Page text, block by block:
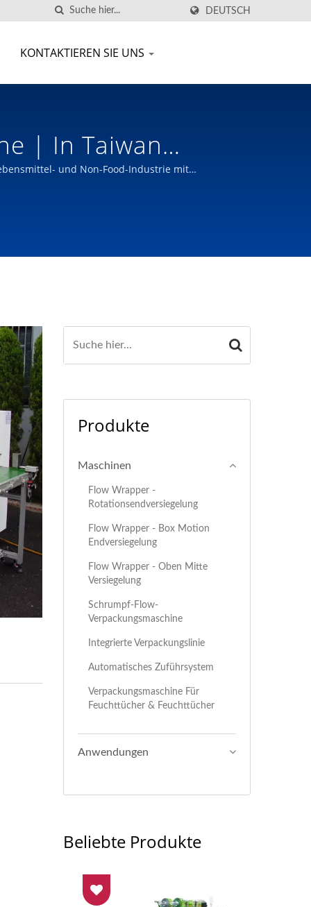
DEUTSCH
KONTAKTIEREN SIE UNS
| In Taiwan
Herstellung Von
und Non-Food-Industrie mit
Produkte
Maschinen
Flow Wrapper -
Rotationsendversiegelung
Flow Wrapper - Box Motion
Endversiegelung
Flow Wrapper - Oben Mitte
Versiegelung
Schrumpf-Flow-
Verpackungsmaschine
Integrierte Verpackungslinie
Automatisches Zuführsystem
Verpackungsmaschine Für
Feuchttücher & Feuchttücher
Anwendungen
Beliebte Produkte